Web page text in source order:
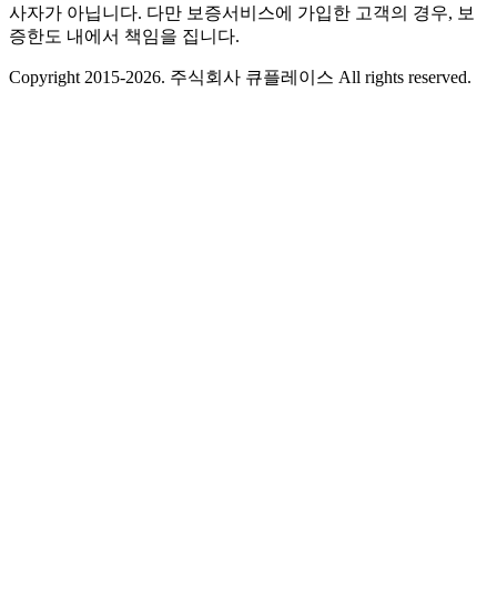
사자가 아닙니다. 다만 보증서비스에 가입한 고객의 경우, 보
증한도 내에서 책임을 집니다.
Copyright 2015-2026. 주식회사 큐플레이스 All rights reserved.